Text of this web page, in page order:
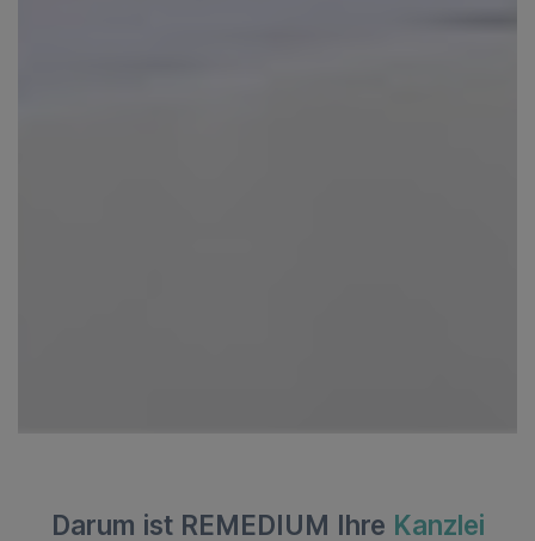
Darum ist REMEDIUM Ihre Kanzlei